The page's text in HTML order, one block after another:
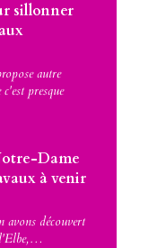
sillonner
autre
presque
Dame
à venir
avons découvert
l'Elbe,…